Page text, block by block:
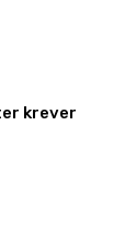
krever